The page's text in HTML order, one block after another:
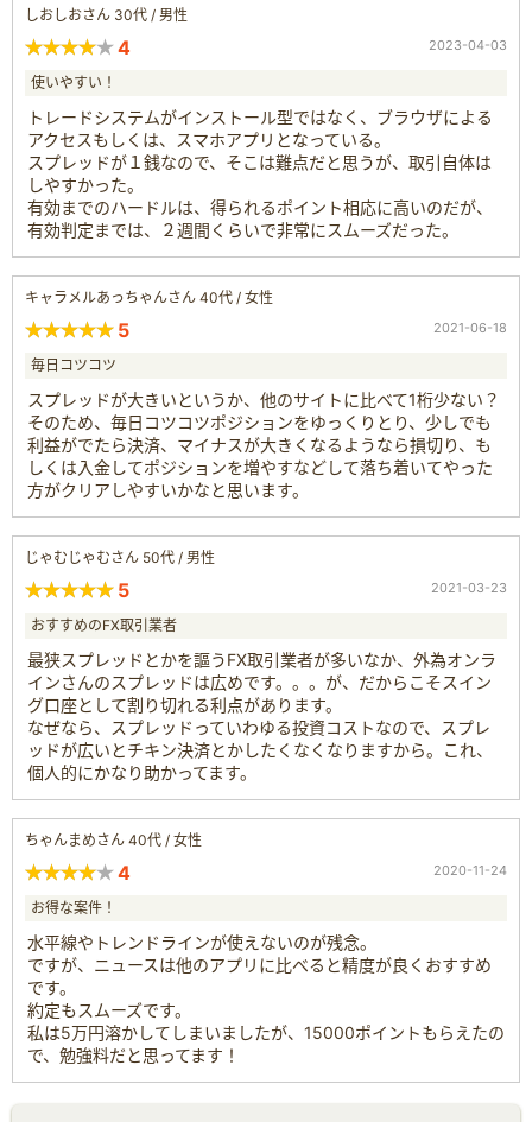
しおしおさん 30代 / 男性
4 2023-04-03
使いやすい！
トレードシステムがインストール型ではなく、ブラウザによる
アクセスもしくは、スマホアプリとなっている。
スプレッドが１銭なので、そこは難点だと思うが、取引自体は
しやすかった。
有効までのハードルは、得られるポイント相応に高いのだが、
有効判定までは、２週間くらいで非常にスムーズだった。
キャラメルあっちゃんさん 40代 / 女性
5 2021-06-18
毎日コツコツ
スプレッドが大きいというか、他のサイトに比べて1桁少ない？
そのため、毎日コツコツポジションをゆっくりとり、少しでも
利益がでたら決済、マイナスが大きくなるようなら損切り、も
しくは入金してポジションを増やすなどして落ち着いてやった
方がクリアしやすいかなと思います。
じゃむじゃむさん 50代 / 男性
5 2021-03-23
おすすめのFX取引業者
最狭スプレッドとかを謳うFX取引業者が多いなか、外為オンラ
インさんのスプレッドは広めです。。。が、だからこそスイン
グ口座として割り切れる利点があります。
なぜなら、スプレッドっていわゆる投資コストなので、スプレ
ッドが広いとチキン決済とかしたくなくなりますから。これ、
個人的にかなり助かってます。
ちゃんまめさん 40代 / 女性
4 2020-11-24
お得な案件！
水平線やトレンドラインが使えないのが残念。
ですが、ニュースは他のアプリに比べると精度が良くおすすめ
です。
約定もスムーズです。
私は5万円溶かしてしまいましたが、15000ポイントもらえたの
で、勉強料だと思ってます！